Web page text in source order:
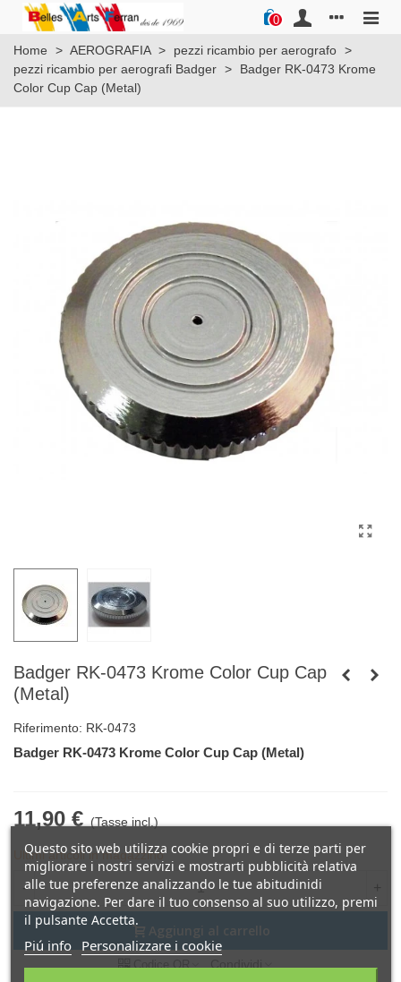
0
Home > AEROGRAFIA > pezzi ricambio per aerografo >
pezzi ricambio per aerografi Badger >
Badger RK-0473 Krome
Color Cup Cap (Metal)
Badger RK-0473 Krome Color Cup Cap
(Metal)
Riferimento: RK-0473
Badger RK-0473 Krome Color Cup Cap (Metal)
11,90 € (Tasse incl.)
Ultimi articoli in magazzino
- +
Aggiungi al carrello
Questo sito web utilizza cookie propri e di terze parti per
migliorare i nostri servizi e mostrarti pubblicità relativa
alle tue preferenze analizzando le tue abitudinidi
navigazione. Per dare il tuo consenso al suo utilizzo, premi
il pulsante Accetta.
Piú info Personalizzare i cookie